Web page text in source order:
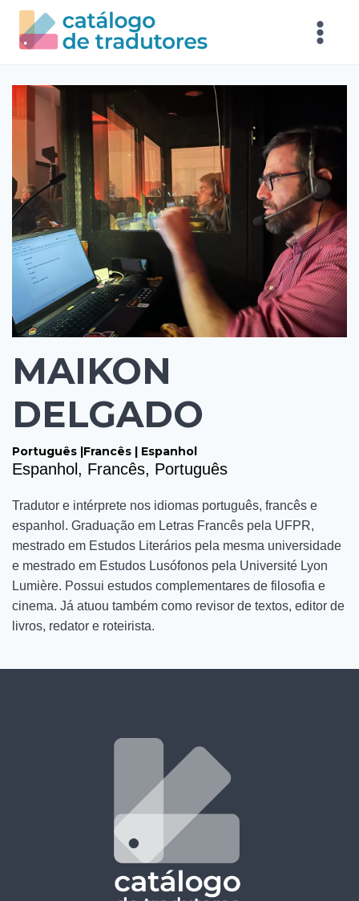
MAIKON
DELGADO
Português |Francês | Espanhol
Espanhol, Francês, Português
Tradutor e intérprete nos idiomas português, francês e
espanhol. Graduação em Letras Francês pela UFPR,
mestrado em Estudos Literários pela mesma universidade
e mestrado em Estudos Lusófonos pela Université Lyon
Lumière. Possui estudos complementares de filosofia e
cinema. Já atuou também como revisor de textos, editor de
livros, redator e roteirista.